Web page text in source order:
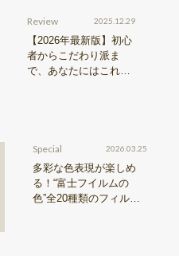
Review 2025.12.29
【2026年最新版】初心
者からこだわり派ま
で、あなたにはこれが
Special 2026.03.25
多彩な色表現が楽しめ
る！“富士フイルムの
色”全20種類のフィルム